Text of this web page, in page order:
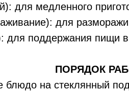
для медленного
для
поддержания пищи в
ПОРЯДОК
блюдо на стеклянный